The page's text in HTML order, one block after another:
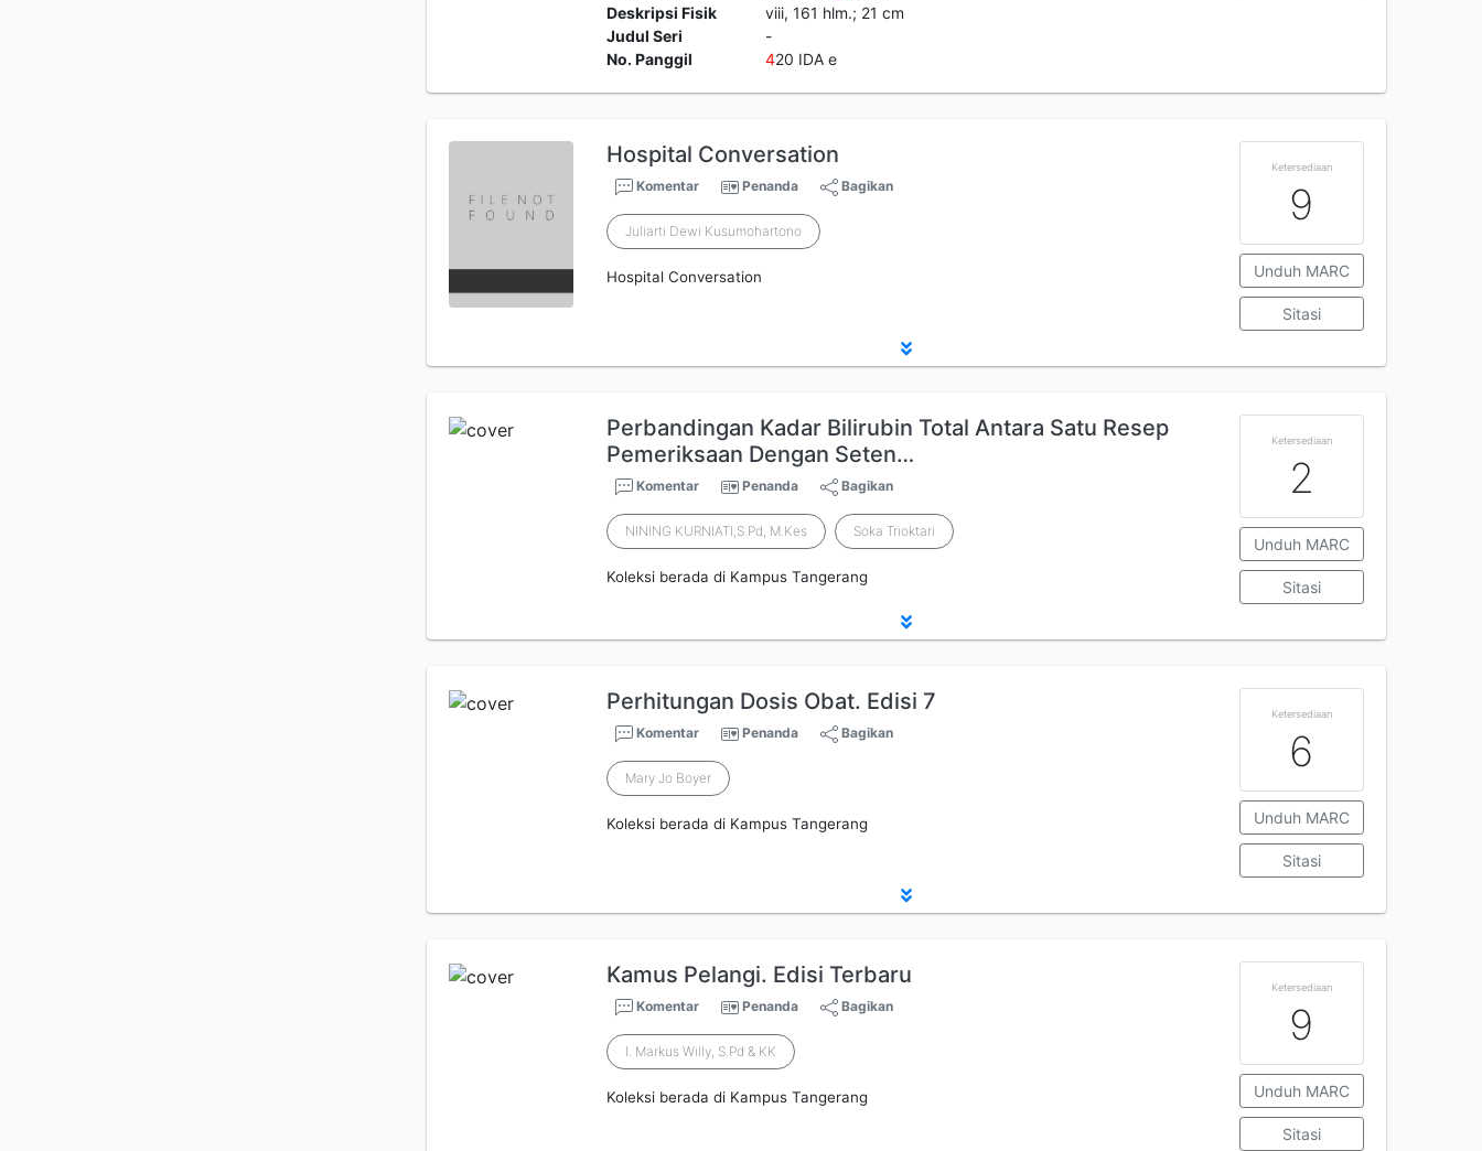
Deskripsi Fisik
viii, 161 hlm.; 21 cm
Judul Seri
-
No. Panggil
420 IDA e
Hospital Conversation
Komentar Penanda Bagikan
Juliarti Dewi Kusumohartono
Hospital Conversation
Ketersediaan
9
Unduh MARC
Sitasi
Perbandingan Kadar Bilirubin Total Antara Satu Resep
Pemeriksaan Dengan Seten…
Komentar Penanda Bagikan
NINING KURNIATI,S.Pd, M.Kes Soka Trioktari
Koleksi berada di Kampus Tangerang
Ketersediaan
2
Unduh MARC
Sitasi
Perhitungan Dosis Obat. Edisi 7
Komentar Penanda Bagikan
Mary Jo Boyer
Koleksi berada di Kampus Tangerang
Ketersediaan
6
Unduh MARC
Sitasi
Kamus Pelangi. Edisi Terbaru
Komentar Penanda Bagikan
I. Markus Willy, S.Pd & KK
Koleksi berada di Kampus Tangerang
Ketersediaan
9
Unduh MARC
Sitasi